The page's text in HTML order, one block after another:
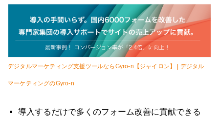
デジタルマーケティング支援ツールならGyro-n【ジャイロン】 | デジタル
マーケティングのGyro-n
導入するだけで多くのフォーム改善に貢献できる